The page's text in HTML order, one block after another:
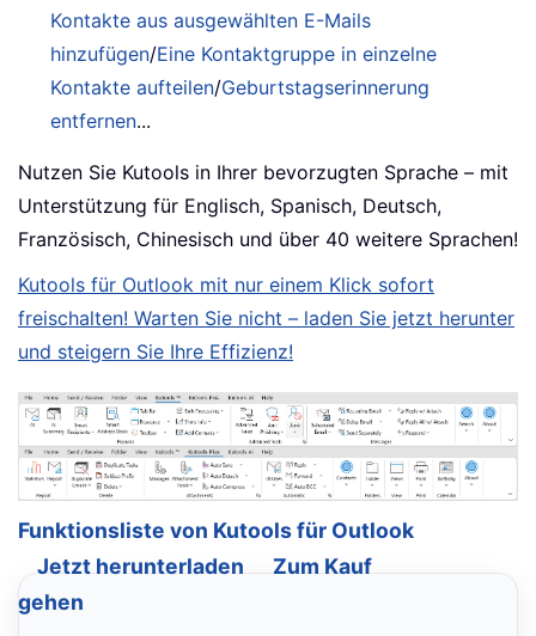
Kontakte aus ausgewählten E-Mails
hinzufügen/Eine Kontaktgruppe in einzelne
Kontakte aufteilen/Geburtstagserinnerung
entfernen...
Nutzen Sie Kutools in Ihrer bevorzugten Sprache – mit
Unterstützung für Englisch, Spanisch, Deutsch,
Französisch, Chinesisch und über 40 weitere Sprachen!
Kutools für Outlook mit nur einem Klick sofort
freischalten! Warten Sie nicht – laden Sie jetzt herunter
und steigern Sie Ihre Effizienz!
Funktionsliste von Kutools für Outlook
Jetzt herunterladen
Zum Kauf
gehen